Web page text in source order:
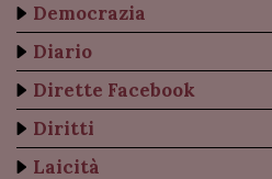
Democrazia
Diario
Dirette Facebook
Diritti
Laicità